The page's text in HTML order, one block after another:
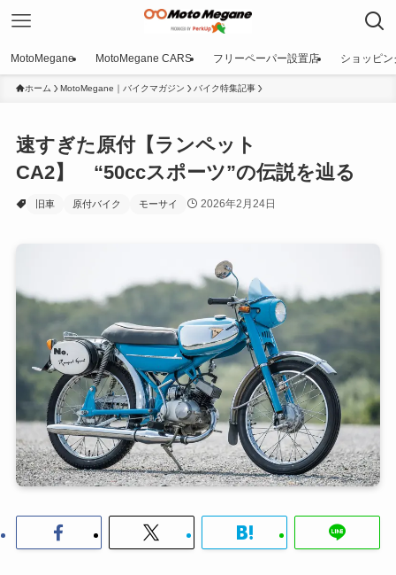
MotoMegane MotoMegane CARS フリーペーパー設置店 ショッピン
ホーム MotoMegane｜バイクマガジン バイク特集記事
速すぎた原付【ランペット
CA2】 “50ccスポーツ”の伝説を辿る
旧車 原付バイク モーサイ 2026年2月24日